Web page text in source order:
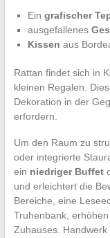
Ein grafischer
ausgefallenes
Kissen aus
Rattan findet sich in
kleinen Regalen.
Dekoration in der
erfordern.
Um den Raum zu
oder integrierte
ein niedriger Buffet
und erleichtert die
Bereiche, eine
Truhenbank,
Zuhauses. Handwerk